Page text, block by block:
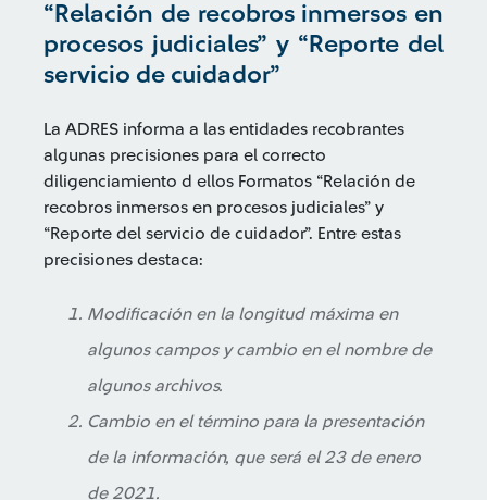
“Relación de recobros inmersos en
procesos judiciales” y “Reporte del
servicio de cuidador”
La ADRES informa a las entidades recobrantes
algunas precisiones para el correcto
diligenciamiento d ellos Formatos “Relación de
recobros inmersos en procesos judiciales” y
“Reporte del servicio de cuidador”. Entre estas
precisiones destaca:
Modificación en la longitud máxima en
algunos campos y cambio en el nombre de
algunos archivos.
Cambio en el término para la presentación
de la información, que será el 23 de enero
de 2021.